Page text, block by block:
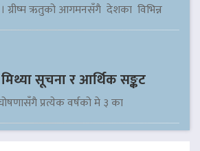
ग्रीष्म ऋतुको आगमनसँगै देशका विभिन्न
सूचना र आर्थिक सङ्कट
प्रत्येक वर्षको मे ३ का